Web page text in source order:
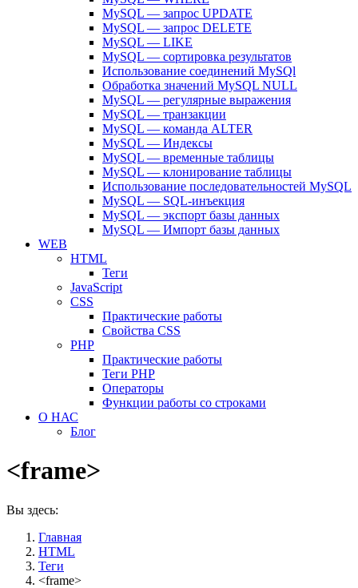
MySQL — запрос UPDATE
MySQL — запрос DELETE
MySQL — LIKE
MySQL — сортировка результатов
Использование соединений MySQl
Обработка значений MySQL NULL
MySQL — регулярные выражения
MySQL — транзакции
MySQL — команда ALTER
MySQL — Индексы
MySQL — временные таблицы
MySQL — клонирование таблицы
Использование последовательностей MySQL
MySQL — SQL-инъекция
MySQL — экспорт базы данных
MySQL — Импорт базы данных
WEB
HTML
Теги
JavaScript
CSS
Практические работы
Свойства CSS
PHP
Практические работы
Теги PHP
Операторы
Функции работы со строками
О НАС
Блог
<frame>
Вы здесь:
Главная
HTML
Теги
<frame>